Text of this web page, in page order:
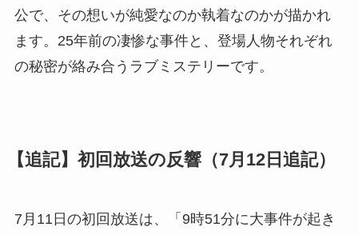
公で、その想いが純愛なのか執着なのかが描かれ
ます。25年前の凄惨な事件と、登場人物それぞれ
の秘密が絡み合うラブミステリーです。
【追記】初回放送の反響（7月12日追記）
7月11日の初回放送は、「9時51分に大事件が起き